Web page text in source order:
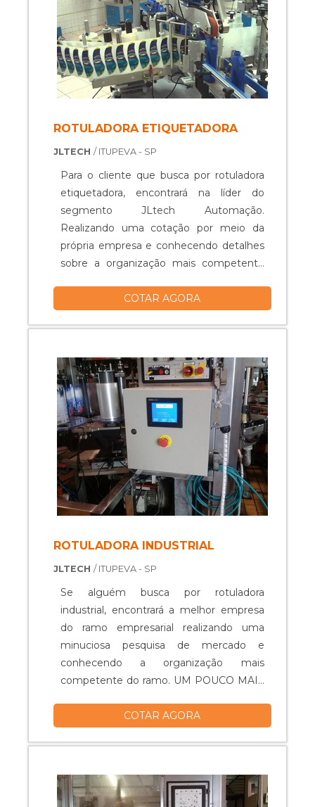
ROTULADORA ETIQUETADORA
JLTECH / ITUPEVA - SP
Para o cliente que busca por rotuladora
etiquetadora, encontrará na líder do
segmento JLtech Automação.
Realizando uma cotação por meio da
própria empresa e conhecendo detalhes
sobre a organização mais competente
ALGUNS DETALHES SOBRE A
procura por rotuladora etiquetadora em
consegue encontrar o site da JLtech
Automação. A empresa at...
COTAR AGORA
ROTULADORA INDUSTRIAL
JLTECH / ITUPEVA - SP
Se alguém busca por rotuladora
industrial, encontrará a melhor empresa
do ramo empresarial realizando uma
minuciosa pesquisa de mercado e
conhecendo a organização mais
competente do ramo. UM POUCO MAIS
Se alguém procurar por rotuladora
comprometida com os serviços,
Automação. Com grande expressão de
mercado quando o assunto é
COTAR AGORA